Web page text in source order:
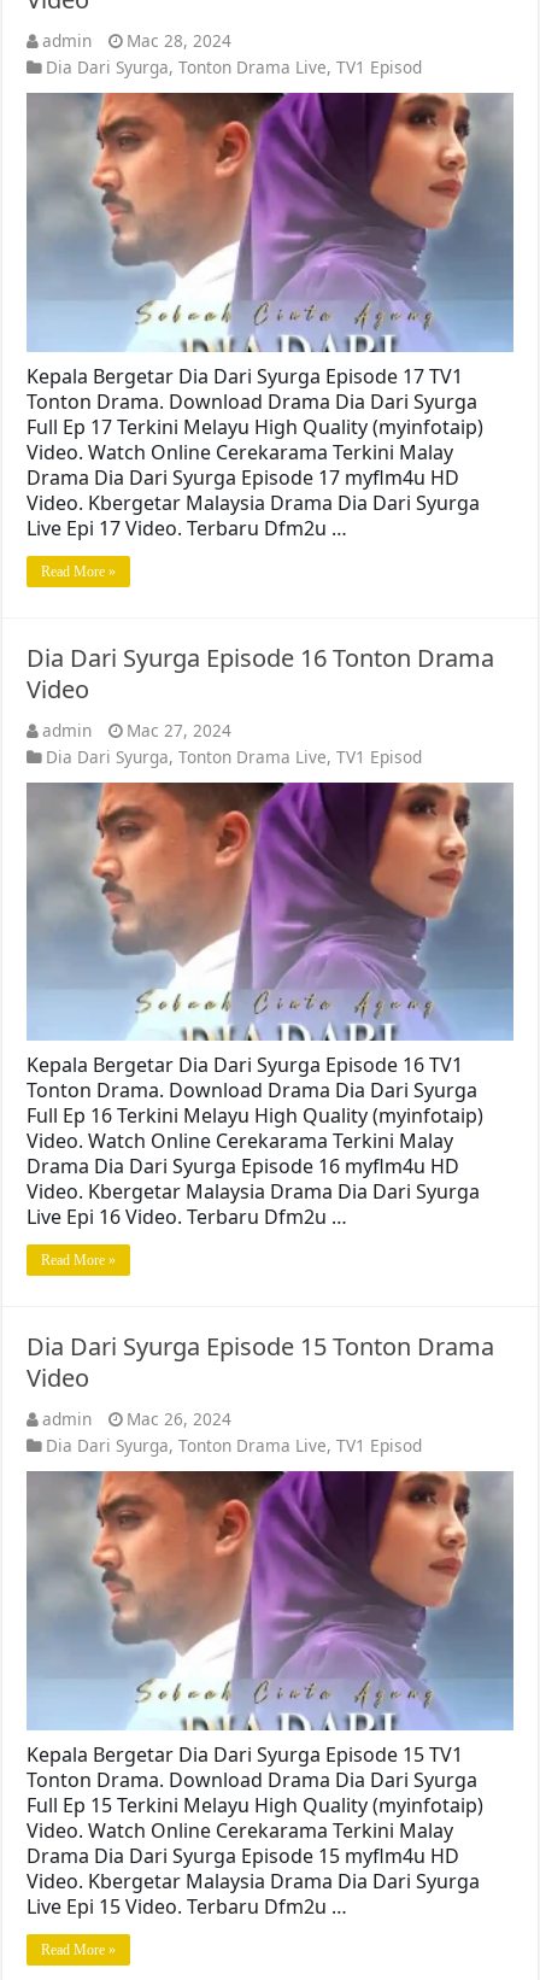
admin
Mac 28, 2024
Dia Dari Syurga,Tonton Drama Live,TV1 Episod
Kepala Bergetar Dia Dari Syurga Episode 17 TV1
Tonton Drama. Download Drama Dia Dari Syurga
Full Ep 17 Terkini Melayu High Quality (myinfotaip)
Video. Watch Online Cerekarama Terkini Malay
Drama Dia Dari Syurga Episode 17 myflm4u HD
Video. Kbergetar Malaysia Drama Dia Dari Syurga
Live Epi 17 Video. Terbaru Dfm2u …
Read More »
Dia Dari Syurga Episode 16 Tonton Drama
Video
admin
Mac 27, 2024
Dia Dari Syurga,Tonton Drama Live,TV1 Episod
Kepala Bergetar Dia Dari Syurga Episode 16 TV1
Tonton Drama. Download Drama Dia Dari Syurga
Full Ep 16 Terkini Melayu High Quality (myinfotaip)
Video. Watch Online Cerekarama Terkini Malay
Drama Dia Dari Syurga Episode 16 myflm4u HD
Video. Kbergetar Malaysia Drama Dia Dari Syurga
Live Epi 16 Video. Terbaru Dfm2u …
Read More »
Dia Dari Syurga Episode 15 Tonton Drama
Video
admin
Mac 26, 2024
Dia Dari Syurga,Tonton Drama Live,TV1 Episod
Kepala Bergetar Dia Dari Syurga Episode 15 TV1
Tonton Drama. Download Drama Dia Dari Syurga
Full Ep 15 Terkini Melayu High Quality (myinfotaip)
Video. Watch Online Cerekarama Terkini Malay
Drama Dia Dari Syurga Episode 15 myflm4u HD
Video. Kbergetar Malaysia Drama Dia Dari Syurga
Live Epi 15 Video. Terbaru Dfm2u …
Read More »